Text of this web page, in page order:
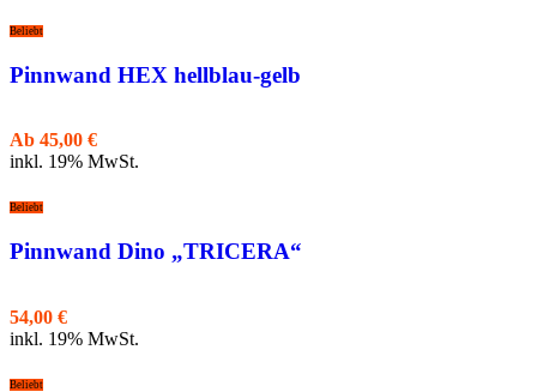
Beliebt
Pinnwand HEX hellblau-gelb
Ab 45,00 €
inkl. 19% MwSt.
Beliebt
Pinnwand Dino „TRICERA“
54,00 €
inkl. 19% MwSt.
Beliebt